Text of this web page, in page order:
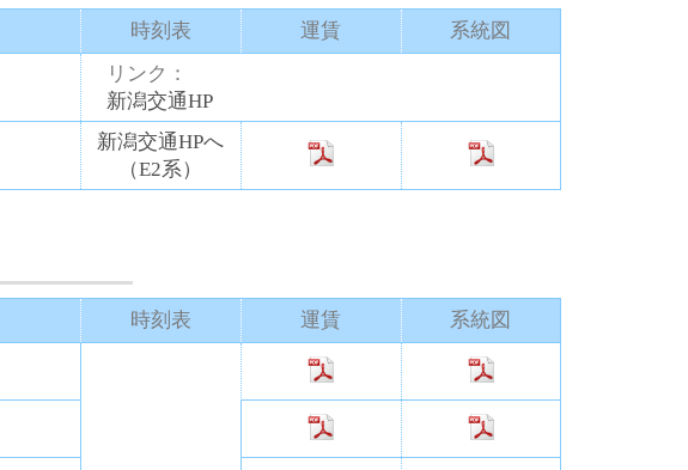
時刻表 運賃 系統図
リンク：
新潟交通HP
新潟交通HPへ
（E2系）
時刻表 運賃 系統図